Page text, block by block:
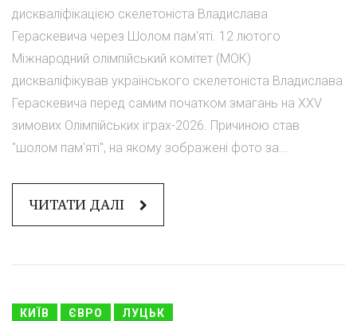
дискваліфікацією скелетоніста Владислава
Гераскевича через Шолом пам'яті. 12 лютого
Міжнародний олімпійський комітет (МОК)
дискваліфікував українського скелетоніста Владислава
Гераскевича перед самим початком змагань на XXV
зимових Олімпійських іграх-2026. Причиною став
"шолом пам'яті", на якому зображені фото за...
ЧИТАТИ ДАЛІ
КИЇВ ЄВРО ЛУЦЬК